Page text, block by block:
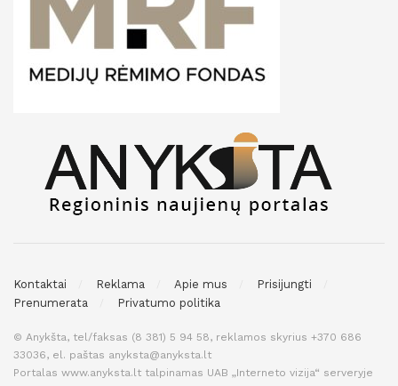
Kontaktai Reklama Apie mus
Prisijungti
Prenumerata
Privatumo politika
© Anykšta, tel/faksas (8 381) 5 94 58, reklamos skyrius +370 686
33036, el. paštas anyksta@anyksta.lt
Portalas www.anyksta.lt talpinamas UAB „Interneto vizija“ serveryje